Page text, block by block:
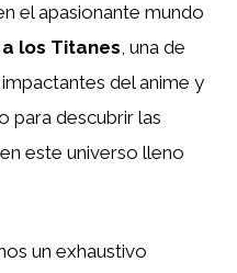
el apasionante mundo
los Titanes, una de
del anime y
para descubrir las
este universo lleno
un exhaustivo